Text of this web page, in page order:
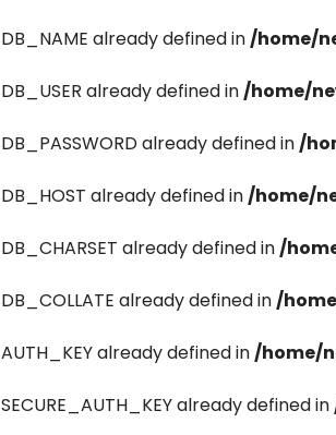
already defined in/home/
already defined in/home/
already defined in/
already defined in/home/
already defined in/
already defined in/
already defined in/home/
already defined in